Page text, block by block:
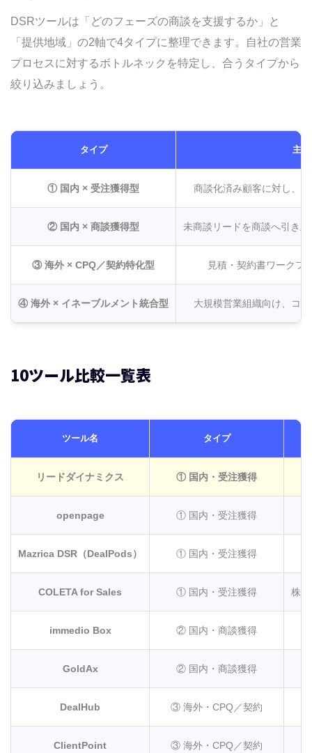
DSRツールは「どのフェーズの商談を支援するか」と
「提供地域」の2軸で4タイプに整理できます。自社の営業
プロセスに対するボトルネックを特定し、合うタイプから
絞り込みましょう。
タイプ 主
① 国内 × 受注獲得型 商談化済み顧客に対し、
② 国内 × 商談獲得型 未商談リードを商談へ引き
③ 海外 × CPQ／契約特化型 見積・契約書ワークフ
④ 海外 × イネーブルメント統合型 大規模営業組織向け、コ
10ツール比較一覧表
ツール名 タイプ
リードダイナミクス ① 国内・受注獲得
openpage ① 国内・受注獲得
Mazrica DSR（DealPods） ① 国内・受注獲得
COLETA for Sales ① 国内・受注獲得 株
immedio Box ② 国内・商談獲得
GoldAx ② 国内・商談獲得
DealHub ③ 海外・CPQ／契約
ClientPoint ③ 海外・CPQ／契約